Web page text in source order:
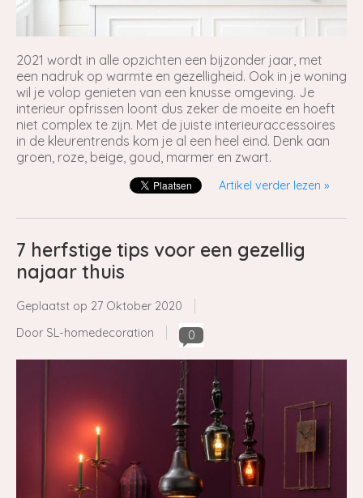
2021 wordt in alle opzichten een bijzonder jaar, met
een nadruk op warmte en gezelligheid. Ook in je woning
wil je volop genieten van een knusse omgeving. Je
interieur opfrissen loont dus zeker de moeite en hoeft
niet complex te zijn. Met de juiste interieuraccessoires
in de kleurentrends kom je al een heel eind. Denk aan
groen, roze, beige, goud, marmer en zwart.
Artikel verder lezen »
7 herfstige tips voor een gezellig
najaar thuis
Geplaatst op 27 Oktober 2020
Door SL-homedecoration
0